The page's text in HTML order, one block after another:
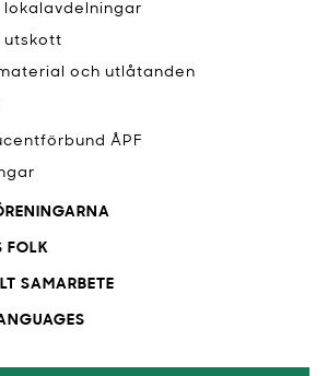
lokalavdelningar
utskott
och utlåtanden
ÅPF
FOLK
SAMARBETE